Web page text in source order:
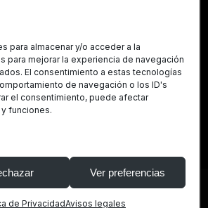
para almacenar y/o acceder a la
para mejorar la experiencia de navegación
El consentimiento a estas tecnologías
de navegación o los ID's
el consentimiento, puede afectar
funciones.
Ver preferencias
de PrivacidadAvisos legales